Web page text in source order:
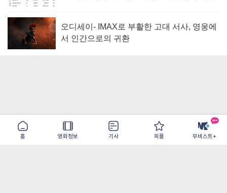
홈 영화정보 기사 피플 무비스트+
오디세이- IMAX로 부활한 고대 서사, 영웅에
서 인간으로의 귀환